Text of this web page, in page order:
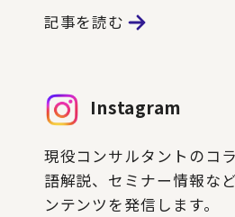
記事を読む
Instagram
現役コンサルタントのコ
語解説、セミナー情報な
ンテンツを発信します。